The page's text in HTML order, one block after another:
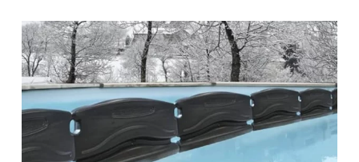
Réussir
l’hivernage
de
sa
piscine